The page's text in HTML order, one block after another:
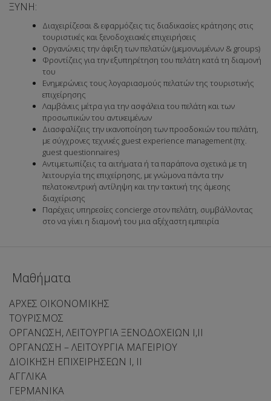
ΞΥΝΗ:
Διαχειρίζεσαι & εφαρμόζεις τις διαδικασίες κράτησης στις
τουριστικές και ξενοδοχειακές επιχειρήσεις
Οργανώνεις την άφιξη των πελατών (μεμονωμένων & groups)
Φροντίζεις για την εξυπηρέτηση του πελάτη κατά τη διαμονή
του
Ενημερώνεις τους λογαριασμούς πελατών της τουριστικής
επιχείρησης
Λαμβάνεις μέτρα για την ασφάλεια του πελάτη και των
προσωπικών του αντικειμένων
Διασφαλίζεις την ικανοποίηση των προσδοκιών του πελάτη,
με σύγχρονες τεχνικές guest experience management (πχ.
guest questionnaires)
Αντιμετωπίζεις τα αιτήματα ή τα παράπονα σχετικά με τη
λειτουργία της επιχείρησης, με γνώμονα πάντα την
πελατοκεντρική αντίληψη και την τακτική της άμεσης
διαχείρισης
Παρέχεις υπηρεσίες concierge στον πελάτη, συμβάλλοντας
στο να γίνει η διαμονή του μια αξέχαστη εμπειρία
Μαθήματα
ΑΡΧΕΣ ΟΙΚΟΝΟΜΙΚΗΣ
ΤΟΥΡΙΣΜΟΣ
ΟΡΓΑΝΩΣΗ, ΛΕΙΤΟΥΡΓΙΑ ΞΕΝΟΔΟΧΕΙΩΝ Ι,ΙΙ
ΟΡΓΑΝΩΣΗ – ΛΕΙΤΟΥΡΓΙΑ ΜΑΓΕΙΡΙΟΥ
ΔΙΟΙΚΗΣΗ ΕΠΙΧΕΙΡΗΣΕΩΝ I, II
ΑΓΓΛΙΚΑ
ΓΕΡΜΑΝΙΚΑ